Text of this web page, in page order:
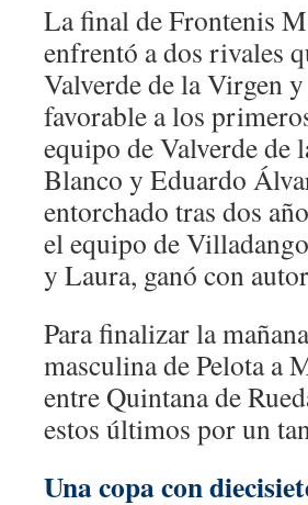
La final de Frontenis
enfrentó a dos rivales
Valverde de la Virgen
favorable a los
equipo de Valverde de
Blanco y Eduardo
entorchado tras dos
el equipo de
y Laura, ganó con
Para finalizar la
masculina de Pelota a
entre Quintana de
estos últimos por un
Una copa con